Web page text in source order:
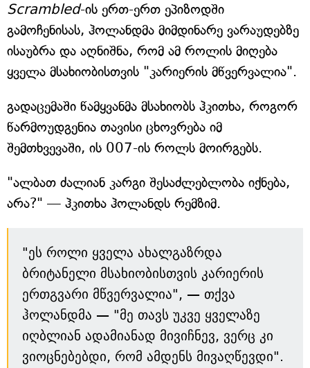
Scrambled-ის ერთ-ერთ ეპიზოდში
გამოჩენისას, ჰოლანდმა მიმდინარე ვარაუდებზე
ისაუბრა და აღნიშნა, რომ ამ როლის მიღება
ყველა მსახიობისთვის "კარიერის მწვერვალია".
გადაცემაში წამყვანმა მსახიობს ჰკითხა, როგორ
წარმოუდგენია თავისი ცხოვრება იმ
შემთხვევაში, ის 007-ის როლს მოირგებს.
"ალბათ ძალიან კარგი შესაძლებლობა იქნება,
არა?" — ჰკითხა ჰოლანდს რემზიმ.
"ეს როლი ყველა ახალგაზრდა
ბრიტანელი მსახიობისთვის კარიერის
ერთგვარი მწვერვალია", — თქვა
ჰოლანდმა — "მე თავს უკვე ყველაზე
იღბლიან ადამიანად მივიჩნევ, ვერც კი
ვიოცნებებდი, რომ ამდენს მივაღწევდი".